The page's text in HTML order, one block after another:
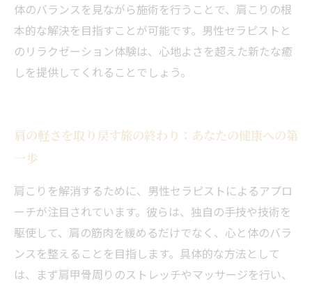
体のバランスを見ながら施術を行うことで、肩こりの根
本的な解決を目指すことが可能です。男性セラピストと
のリラクゼーション体験は、心地よさを超えた新たな癒
しを提供してくれることでしょう。
肩の軽さを取り戻す旅の終わり：あなたの健康への第
一歩
肩こりを解消するために、男性セラピストによるアプロ
ーチが注目されています。彼らは、独自の手技や技術を
駆使して、肩の筋肉を緩めるだけでなく、心と体のバラ
ンスを整えることを目指します。具体的な方法として
は、まず肩甲骨周りのストレッチやマッサージを行い、